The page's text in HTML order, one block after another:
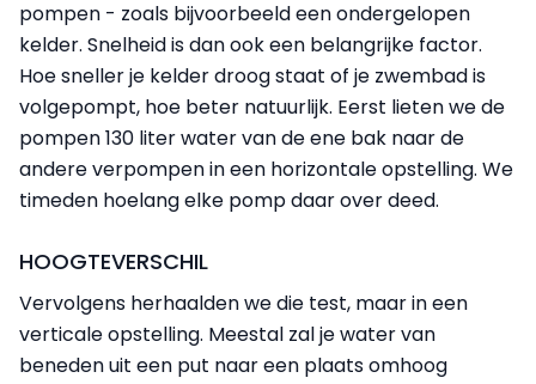
pompen - zoals bijvoorbeeld een ondergelopen
kelder. Snelheid is dan ook een belangrijke factor.
Hoe sneller je kelder droog staat of je zwembad is
volgepompt, hoe beter natuurlijk. Eerst lieten we de
pompen 130 liter water van de ene bak naar de
andere verpompen in een horizontale opstelling. We
timeden hoelang elke pomp daar over deed.
HOOGTEVERSCHIL
Vervolgens herhaalden we die test, maar in een
verticale opstelling. Meestal zal je water van
beneden uit een put naar een plaats omhoog